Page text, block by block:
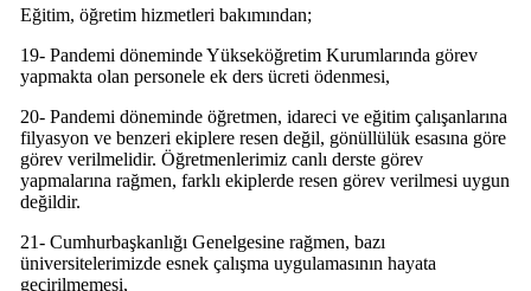
Eğitim, öğretim hizmetleri bakımından;
19- Pandemi döneminde Yükseköğretim Kurumlarında görev
yapmakta olan personele ek ders ücreti ödenmesi,
20- Pandemi döneminde öğretmen, idareci ve eğitim çalışanlarına
filyasyon ve benzeri ekiplere resen değil, gönüllülük esasına göre
görev verilmelidir. Öğretmenlerimiz canlı derste görev
yapmalarına rağmen, farklı ekiplerde resen görev verilmesi uygun
değildir.
21- Cumhurbaşkanlığı Genelgesine rağmen, bazı
üniversitelerimizde esnek çalışma uygulamasının hayata
geçirilmemesi,